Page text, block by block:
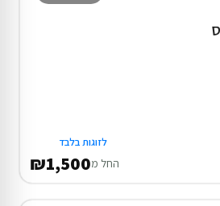
לזוגות בלבד
החל מ₪1,500